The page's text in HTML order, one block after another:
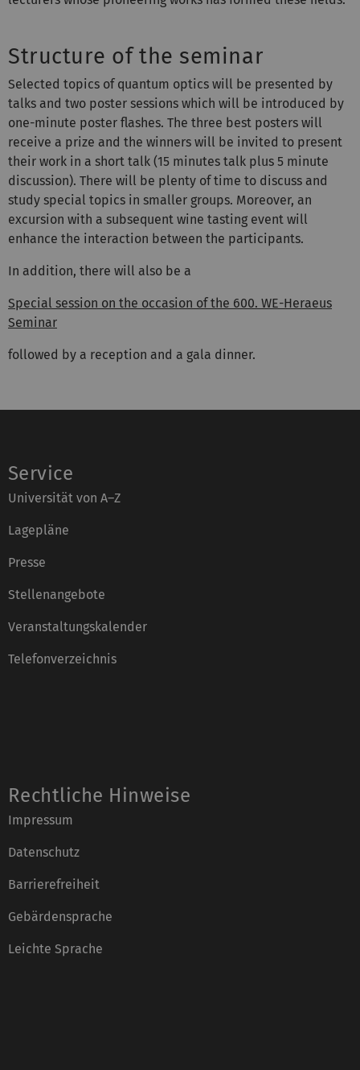
Structure of the seminar
Selected topics of quantum optics will be presented by
talks and two poster sessions which will be introduced by
one-minute poster flashes. The three best posters will
receive a prize and the winners will be invited to present
their work in a short talk (15 minutes talk plus 5 minute
discussion). There will be plenty of time to discuss and
study special topics in smaller groups. Moreover, an
excursion with a subsequent wine tasting event will
enhance the interaction between the participants.
In addition, there will also be a
Special session on the occasion of the 600. WE-Heraeus
Seminar
followed by a reception and a gala dinner.
Service
Universität von A–Z
Lagepläne
Presse
Stellenangebote
Veranstaltungskalender
Telefonverzeichnis
Rechtliche Hinweise
Impressum
Datenschutz
Barrierefreiheit
Gebärdensprache
Leichte Sprache